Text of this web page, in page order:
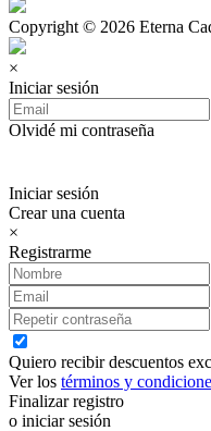
Copyright © 2026 Eterna
×
Iniciar sesión
Olvidé mi contraseña
Iniciar sesión
Crear una cuenta
×
Registrarme
Quiero recibir descuentos
Ver los términos y
Finalizar registro
o iniciar sesión